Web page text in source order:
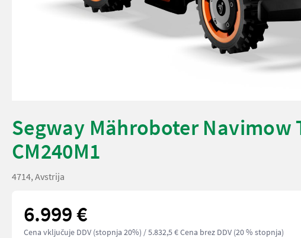
Segway Mähroboter Navimow
CM240M1
4714, Avstrija
6.999 €
Cena vključuje DDV (stopnja 20%) / 5.832,5 € Cena brez DDV (20 % stopnja)